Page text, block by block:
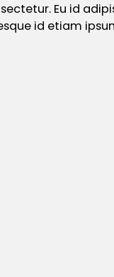
Eu id
id etiam